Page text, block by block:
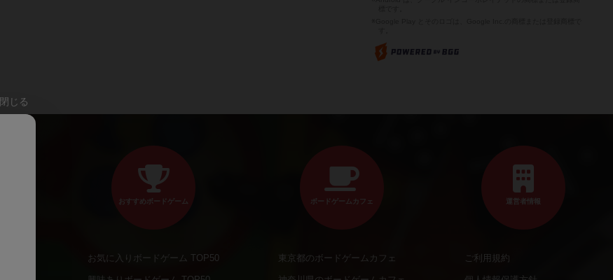
閉じる
おすすめボードゲーム
お気に入りボードゲーム TOP50
ボードゲームカフェ
東京都のボードゲームカフェ
運営者情報
ご利用規約